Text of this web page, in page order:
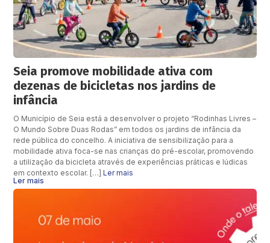
Seia promove mobilidade ativa com
dezenas de bicicletas nos jardins de
infância
O Município de Seia está a desenvolver o projeto “Rodinhas Livres –
O Mundo Sobre Duas Rodas” em todos os jardins de infância da
rede pública do concelho. A iniciativa de sensibilização para a
mobilidade ativa foca-se nas crianças do pré-escolar, promovendo
a utilização da bicicleta através de experiências práticas e lúdicas
em contexto escolar. […]Ler mais
Ler mais